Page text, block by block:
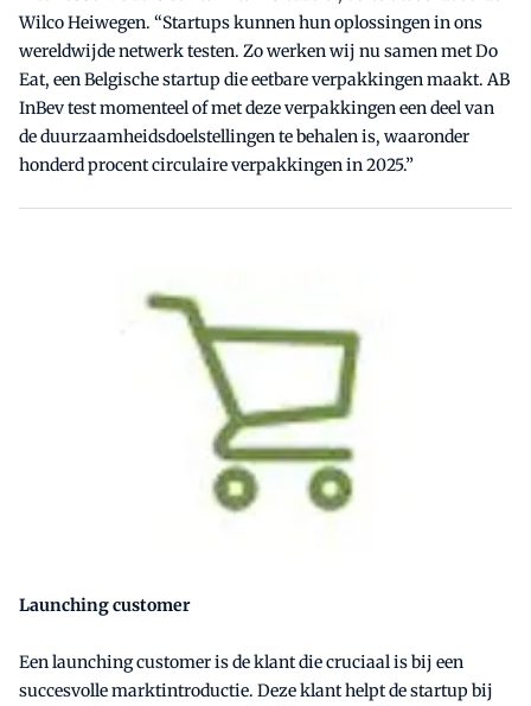
Wilco Heiwegen. “Startups kunnen hun oplossingen in ons
wereldwijde netwerk testen. Zo werken wij nu samen met Do
Eat, een Belgische startup die eetbare verpakkingen maakt. AB
InBev test momenteel of met deze verpakkingen een deel van
de duurzaamheidsdoelstellingen te behalen is, waaronder
honderd procent circulaire verpakkingen in 2025.”
Launching customer
Een launching customer is de klant die cruciaal is bij een
succesvolle marktintroductie. Deze klant helpt de startup bij